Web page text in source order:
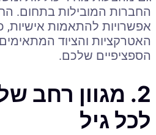
החברות המובילות בתחום.
אפשרויות להתאמות אישיות,
האטרקציות והציוד
הספציפיים שלכם.
2. מגוון רחב
לכל גיל